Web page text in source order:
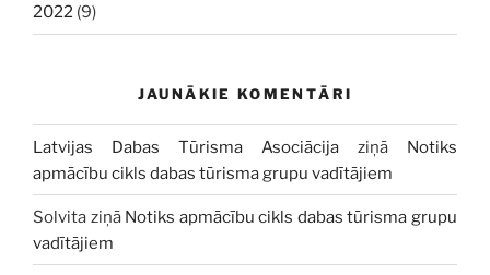
2022 (9)
JAUNĀKIE KOMENTĀRI
Latvijas Dabas Tūrisma Asociācija ziņā Notiks
apmācību cikls dabas tūrisma grupu vadītājiem
Solvita ziņā Notiks apmācību cikls dabas tūrisma grupu
vadītājiem